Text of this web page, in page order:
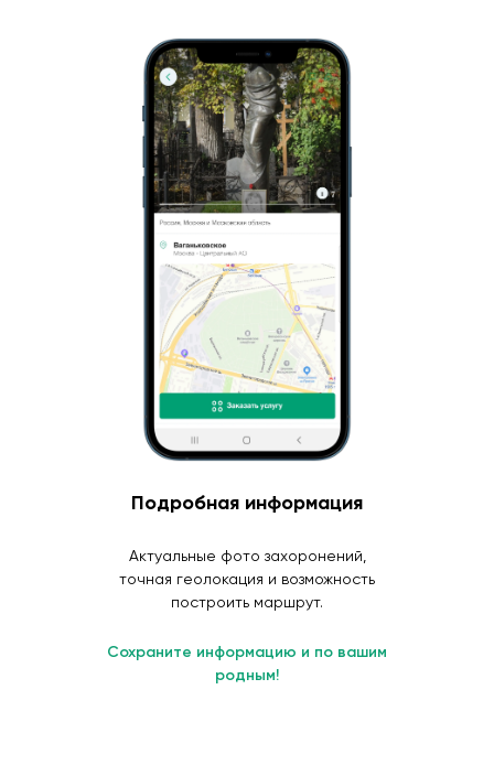
Подробная информация
Актуальные фото захоронений,
точная геолокация и возможность
построить маршрут.
Сохраните информацию и по вашим
родным!